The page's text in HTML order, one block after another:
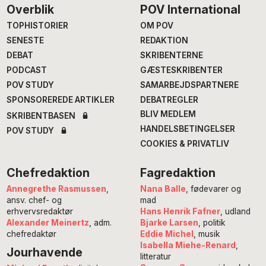
Footer
Overblik
TOPHISTORIER
SENESTE
DEBAT
PODCAST
POV STUDY
SPONSOREREDE ARTIKLER
SKRIBENTBASEN
POV STUDY
POV International
OM POV
REDAKTION
SKRIBENTERNE
GÆSTESKRIBENTER
SAMARBEJDSPARTNERE
DEBATREGLER
BLIV MEDLEM
HANDELSBETINGELSER
COOKIES & PRIVATLIV
Chefredaktion
Annegrethe Rasmussen
ansv. chef- og
erhvervsredaktør
Alexander Meinertz , adm.
chefredaktør
Jourhavende
Fagredaktion
Nana Balle , fødevarer og
mad
Hans Henrik Fafner, udland
Bjarke Larsen , politik
Eddie Michel
, musik
Isabella Miehe-Renard
litteratur